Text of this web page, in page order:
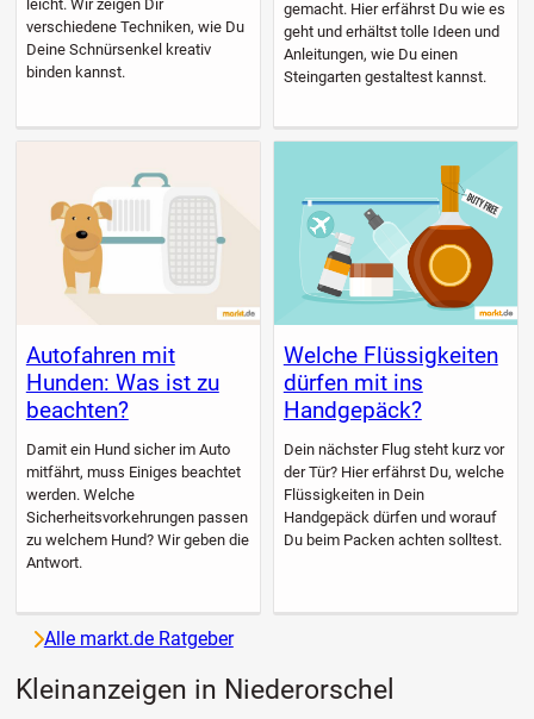
leicht. Wir zeigen Dir
verschiedene Techniken, wie Du
Deine Schnürsenkel kreativ
binden kannst.
gemacht. Hier erfährst Du wie es
geht und erhältst tolle Ideen und
Anleitungen, wie Du einen
Steingarten gestaltest kannst.
Autofahren mit
Hunden: Was ist zu
beachten?
Damit ein Hund sicher im Auto
mitfährt, muss Einiges beachtet
werden. Welche
Sicherheitsvorkehrungen passen
zu welchem Hund? Wir geben die
Antwort.
Welche Flüssigkeiten
dürfen mit ins
Handgepäck?
Dein nächster Flug steht kurz vor
der Tür? Hier erfährst Du, welche
Flüssigkeiten in Dein
Handgepäck dürfen und worauf
Du beim Packen achten solltest.
Alle markt.de Ratgeber
Kleinanzeigen in Niederorschel